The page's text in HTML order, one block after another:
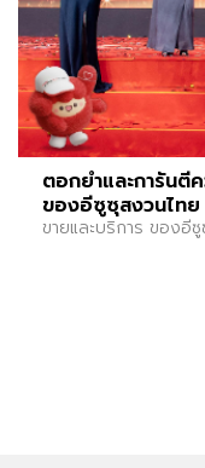
ตอกย้ำและการันตี
ของอีซูซุสงวนไทย
ขายและบริการ ของอี